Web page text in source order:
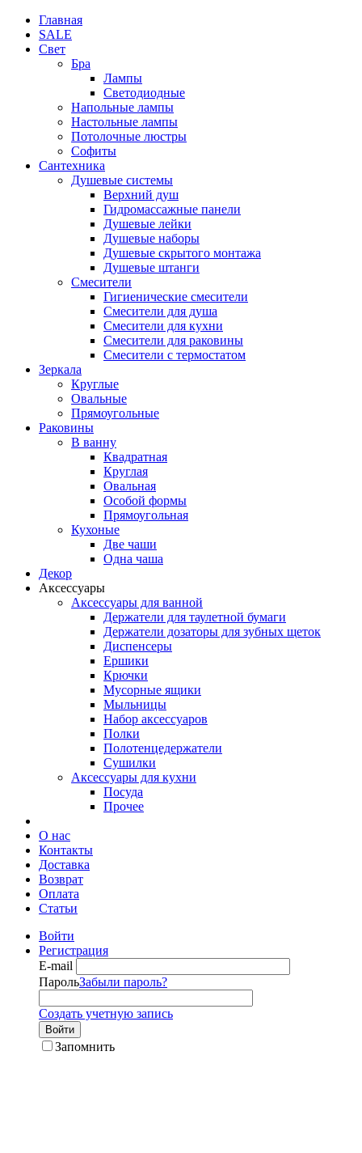
Главная
SALE
Свет
Бра
Лампы
Светодиодные
Напольные лампы
Настольные лампы
Потолочные люстры
Софиты
Сантехника
Душевые системы
Верхний душ
Гидромассажные панели
Душевые лейки
Душевые наборы
Душевые скрытого монтажа
Душевые штанги
Смесители
Гигиенические смесители
Смесители для душа
Смесители для кухни
Смесители для раковины
Смесители с термостатом
Зеркала
Круглые
Овальные
Прямоугольные
Раковины
В ванну
Квадратная
Круглая
Овальная
Особой формы
Прямоугольная
Кухоные
Две чаши
Одна чаша
Декор
Аксессуары
Аксессуары для ванной
Держатели для таулетной бумаги
Держатели дозаторы для зубных щеток
Диспенсеры
Ершики
Крючки
Мусорные ящики
Мыльницы
Набор аксессуаров
Полки
Полотенцедержатели
Сушилки
Аксессуары для кухни
Посуда
Прочее
О нас
Контакты
Доставка
Возврат
Оплата
Статьи
Войти
Регистрация
E-mail
ПарольЗабыли пароль?
Создать учетную запись
Войти
Запомнить